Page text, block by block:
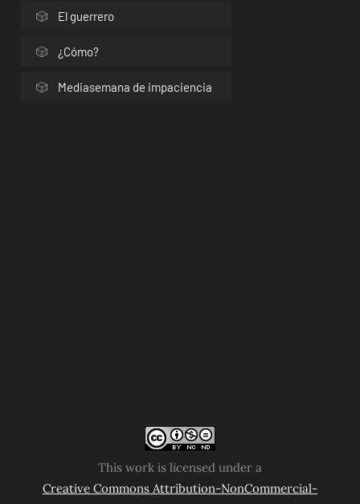
El guerrero
¿Cómo?
Mediasemana de impaciencia
This work is licensed under a
Creative Commons Attribution-NonCommercial-